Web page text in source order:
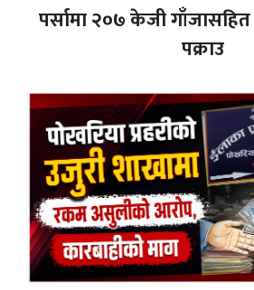
पर्सामा २०७ केजी
पक्राउ